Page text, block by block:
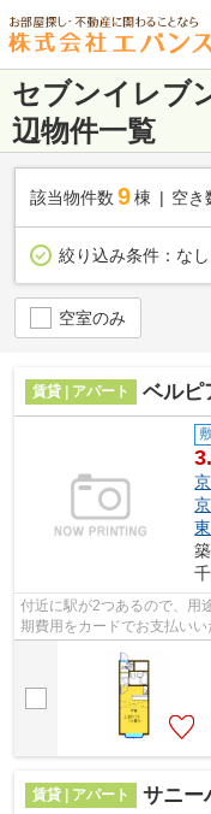
セブンイレブ
辺物件一覧
該当物件数 9棟 空き
絞り込み条件： なし
空室のみ
賃貸 | アパート ベルピ
付近に駅が2つあるので、用
期費用をカードでお支払い
賃貸 | アパート サニー